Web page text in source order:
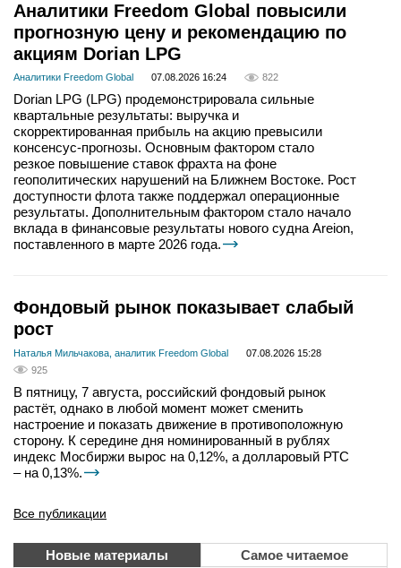
Аналитики Freedom Global повысили
прогнозную цену и рекомендацию по
акциям Dorian LPG
Аналитики Freedom Global 07.08.2026 16:24 822
Dorian LPG (LPG) продемонстрировала сильные
квартальные результаты: выручка и
скорректированная прибыль на акцию превысили
консенсус-прогнозы. Основным фактором стало
резкое повышение ставок фрахта на фоне
геополитических нарушений на Ближнем Востоке. Рост
доступности флота также поддержал операционные
результаты. Дополнительным фактором стало начало
вклада в финансовые результаты нового судна Areion,
поставленного в марте 2026 года.
Фондовый рынок показывает слабый
рост
Наталья Мильчакова, аналитик Freedom Global
07.08.2026 15:28
925
В пятницу, 7 августа, российский фондовый рынок
растёт, однако в любой момент может сменить
настроение и показать движение в противоположную
сторону. К середине дня номинированный в рублях
индекс Мосбиржи вырос на 0,12%, а долларовый РТС
– на 0,13%.
Все публикации
Новые материалы Самое читаемое